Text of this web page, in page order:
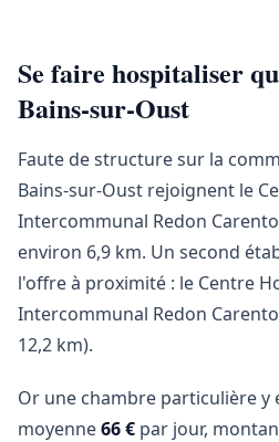
Se faire hospitaliser
Bains-sur-Oust
Faute de structure sur la
Bains-sur-Oust rejoignent le
Intercommunal Redon
environ 6,9 km. Un second
l'offre à proximité : le Centre
Intercommunal Redon
12,2 km).
Or une chambre particulière y
moyenne66 € par jour,